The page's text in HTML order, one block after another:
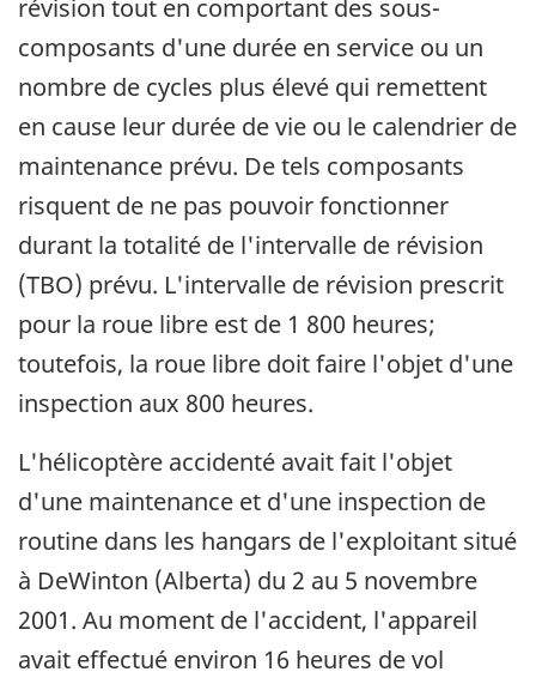
révision tout en comportant des sous-
composants d'une durée en service ou un
nombre de cycles plus élevé qui remettent
en cause leur durée de vie ou le calendrier de
maintenance prévu. De tels composants
risquent de ne pas pouvoir fonctionner
durant la totalité de l'intervalle de révision
(TBO) prévu. L'intervalle de révision prescrit
pour la roue libre est de 1 800 heures;
toutefois, la roue libre doit faire l'objet d'une
inspection aux 800 heures.
L'hélicoptère accidenté avait fait l'objet
d'une maintenance et d'une inspection de
routine dans les hangars de l'exploitant situé
à DeWinton (Alberta) du 2 au 5 novembre
2001. Au moment de l'accident, l'appareil
avait effectué environ 16 heures de vol